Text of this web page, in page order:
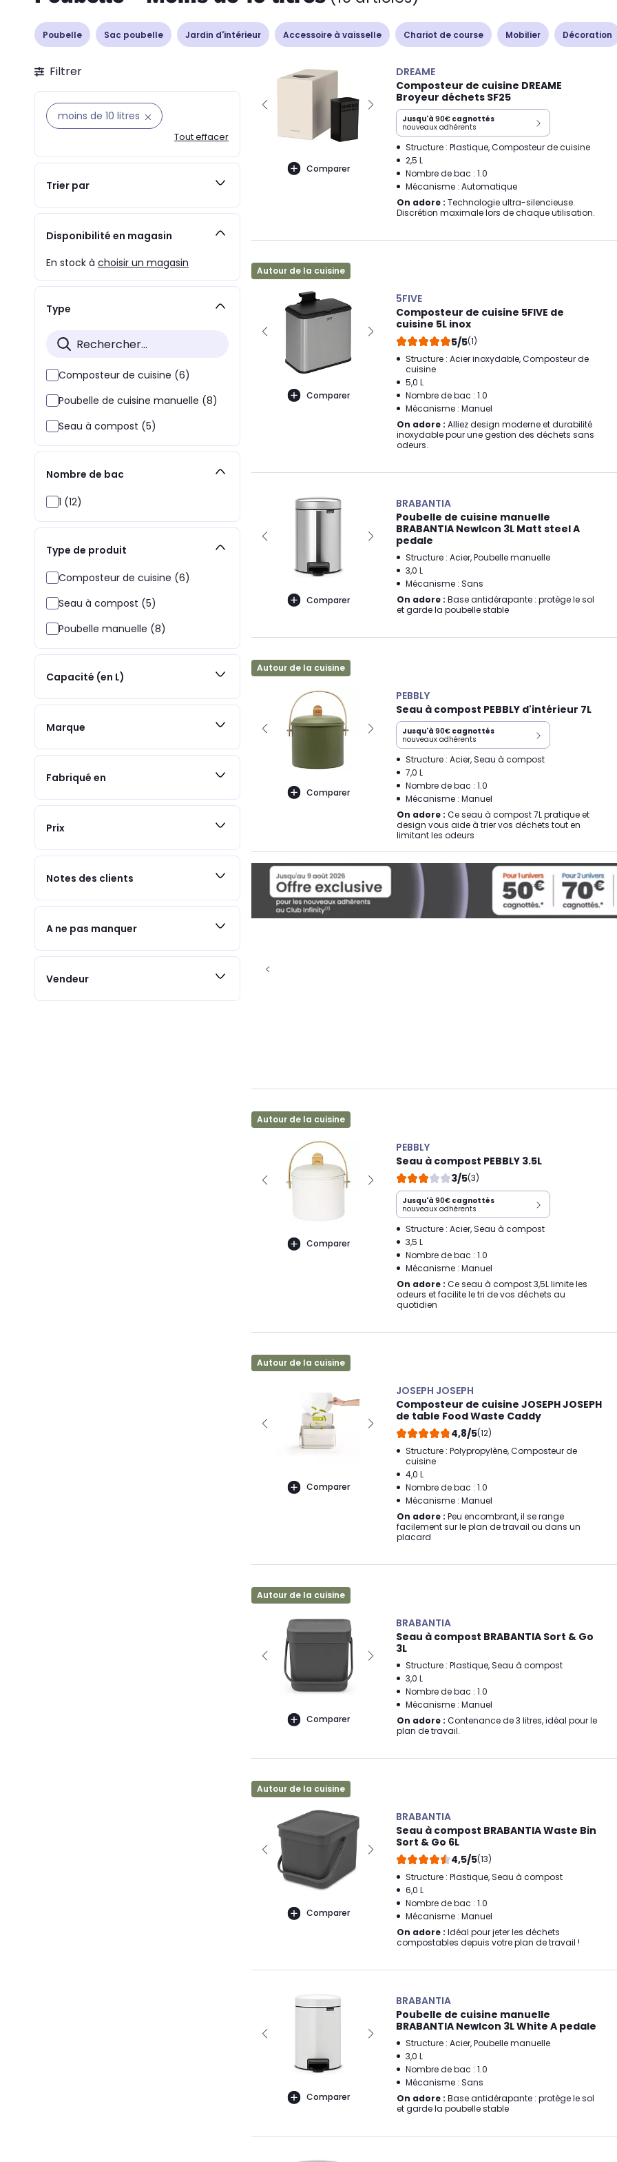
Poubelle Sac poubelle Jardin d'intérieur Accessoire à vaisselle Chariot de course Mobilier Décoration
Filtrer
moins de 10 litres
Tout effacer
Trier par
Disponibilité en magasin
En stock à choisir un magasin
Type
Composteur de cuisine (6)
Poubelle de cuisine manuelle (8)
Seau à compost (5)
Nombre de bac
1 (12)
Type de produit
Composteur de cuisine (6)
Seau à compost (5)
Poubelle manuelle (8)
Capacité (en L)
Marque
Fabriqué en
Prix
Notes des clients
A ne pas manquer
Vendeur
Comparer
DREAME
Composteur de cuisine DREAME
Broyeur déchets SF25
Jusqu'à 90€ cagnottés
nouveaux adhérents
Structure : Plastique, Composteur de cuisine
2,5 L
Nombre de bac : 1.0
Mécanisme : Automatique
On adore : Technologie ultra-silencieuse.
Discrétion maximale lors de chaque utilisation.
Autour de la cuisine
Comparer
5FIVE
Composteur de cuisine 5FIVE de
cuisine 5L inox
5/5(1)
Structure : Acier inoxydable, Composteur de
cuisine
5,0 L
Nombre de bac : 1.0
Mécanisme : Manuel
On adore : Alliez design moderne et durabilité
inoxydable pour une gestion des déchets sans
odeurs.
Comparer
BRABANTIA
Poubelle de cuisine manuelle
BRABANTIA Newlcon 3L Matt steel A
pedale
Structure : Acier, Poubelle manuelle
3,0 L
Mécanisme : Sans
On adore : Base antidérapante : protège le sol
et garde la poubelle stable
Autour de la cuisine
Comparer
PEBBLY
Seau à compost PEBBLY d'intérieur 7L
Jusqu'à 90€ cagnottés
nouveaux adhérents
Structure : Acier, Seau à compost
7,0 L
Nombre de bac : 1.0
Mécanisme : Manuel
On adore : Ce seau à compost 7L pratique et
design vous aide à trier vos déchets tout en
limitant les odeurs
Autour de la cuisine
Comparer
PEBBLY
Seau à compost PEBBLY 3.5L
3/5(3)
Jusqu'à 90€ cagnottés
nouveaux adhérents
Structure : Acier, Seau à compost
3,5 L
Nombre de bac : 1.0
Mécanisme : Manuel
On adore : Ce seau à compost 3,5L limite les
odeurs et facilite le tri de vos déchets au
quotidien
Autour de la cuisine
Comparer
JOSEPH JOSEPH
Composteur de cuisine JOSEPH JOSEPH
de table Food Waste Caddy
4,8/5(12)
Structure : Polypropylène, Composteur de
cuisine
4,0 L
Nombre de bac : 1.0
Mécanisme : Manuel
On adore : Peu encombrant, il se range
facilement sur le plan de travail ou dans un
placard
Autour de la cuisine
Comparer
BRABANTIA
Seau à compost BRABANTIA Sort & Go
3L
Structure : Plastique, Seau à compost
3,0 L
Nombre de bac : 1.0
Mécanisme : Manuel
On adore : Contenance de 3 litres, idéal pour le
plan de travail.
Autour de la cuisine
Comparer
BRABANTIA
Seau à compost BRABANTIA Waste Bin
Sort & Go 6L
4,5/5(13)
Structure : Plastique, Seau à compost
6,0 L
Nombre de bac : 1.0
Mécanisme : Manuel
On adore : Idéal pour jeter les déchets
compostables depuis votre plan de travail !
Comparer
BRABANTIA
Poubelle de cuisine manuelle
BRABANTIA Newlcon 3L White A pedale
Structure : Acier, Poubelle manuelle
3,0 L
Nombre de bac : 1.0
Mécanisme : Sans
On adore : Base antidérapante : protège le sol
et garde la poubelle stable